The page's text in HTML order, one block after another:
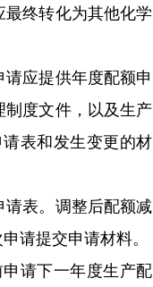
终转化为其他化学
应提供年度配额申
制度文件，以及生产
表和发生变更的材
表。调整后配额减
请提交申请材料。
请下一年度生产配